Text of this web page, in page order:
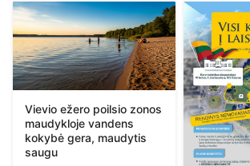
Vievio ežero poilsio zonos
maudykloje vandens
kokybė gera, maudytis
saugu